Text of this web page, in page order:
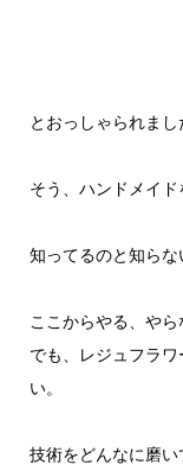
とおっしゃられまし
そう、ハンドメイド
知ってるのと知らな
ここからやる、やら
でも、レジュフラ
い。
技術をどんなに磨